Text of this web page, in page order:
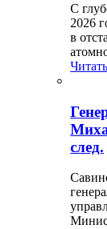
С
2026
в
след.